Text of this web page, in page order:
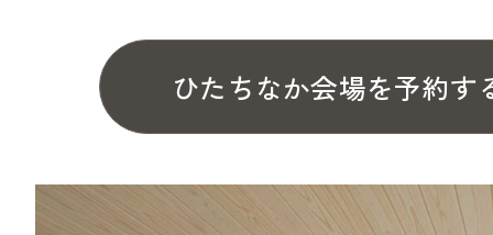
ひたちなか会場を予約す